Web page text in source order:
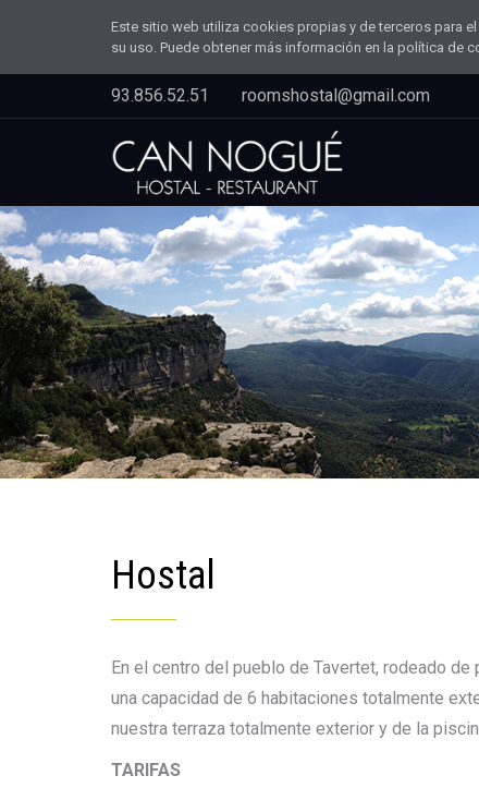
Este sitio web utiliza cookies propias y de terceros para
su uso. Puede obtener más información en la política de
93.856.52.51 roomshostal@gmail.com
Hostal
En el centro del pueblo de Tavertet, rodeado
una capacidad de 6 habitaciones totalmente
nuestra terraza totalmente exterior y de la
TARIFAS